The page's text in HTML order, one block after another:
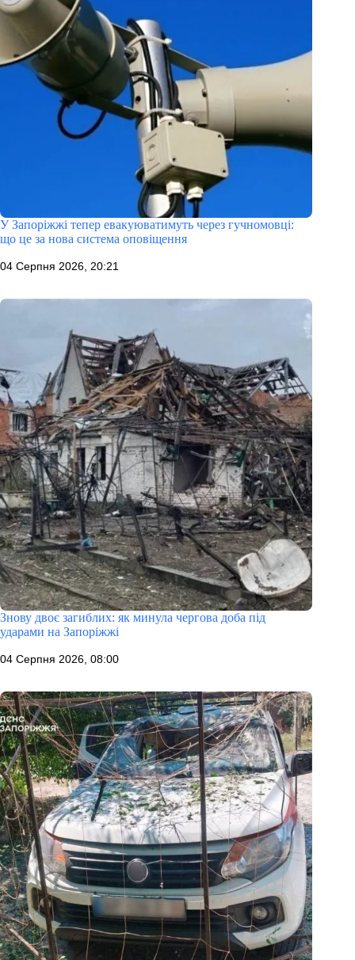
У Запоріжжі тепер евакуюватимуть через гучномовці:
що це за нова система оповіщення
04 Серпня 2026, 20:21
Знову двоє загиблих: як минула чергова доба під
ударами на Запоріжжі
04 Серпня 2026, 08:00